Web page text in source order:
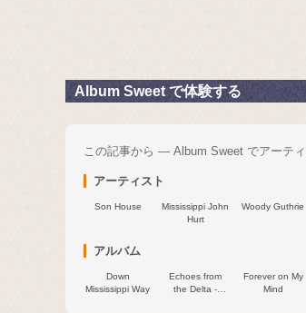
Album Sweet で体験する
この記事から — Album Sweet でアーテ
アーティスト
Son House
Mississippi John
Hurt
Woody Guthrie
アルバム
Down
Mississippi Way
Echoes from
the Delta -
Forever on My
Mind